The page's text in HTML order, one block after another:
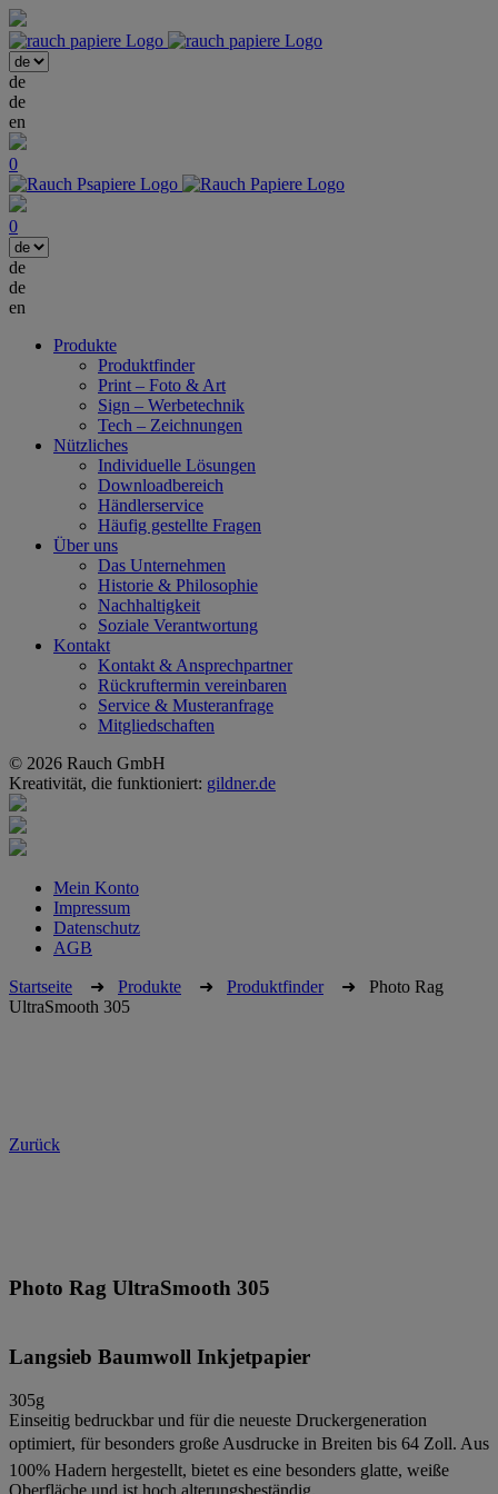
de
de
en
0
0
de
de
en
Produkte
Produktfinder
Print – Foto & Art
Sign – Werbetechnik
Tech – Zeichnungen
Nützliches
Individuelle Lösungen
Downloadbereich
Händlerservice
Häufig gestellte Fragen
Über uns
Das Unternehmen
Historie & Philosophie
Nachhaltigkeit
Soziale Verantwortung
Kontakt
Kontakt & Ansprechpartner
Rückruftermin vereinbaren
Service & Musteranfrage
Mitgliedschaften
© 2026 Rauch GmbH
Kreativität, die funktioniert: gildner.de
Mein Konto
Impressum
Datenschutz
AGB
Startseite ➜ Produkte ➜ Produktfinder➜ Photo Rag
UltraSmooth 305
Zurück
Photo Rag UltraSmooth 305
Langsieb Baumwoll Inkjetpapier
305g
Einseitig bedruckbar und für die neueste Druckergeneration
optimiert, für besonders große Ausdrucke in Breiten bis 64 Zoll. Aus
100% Hadern hergestellt, bietet es eine besonders glatte, weiße